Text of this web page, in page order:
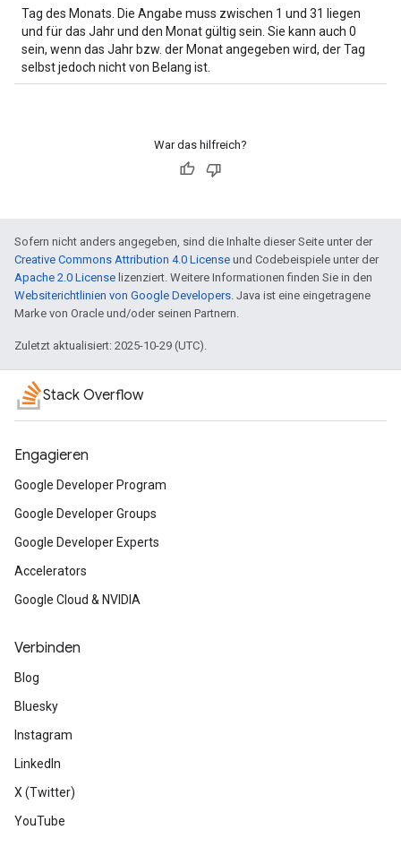
Tag des Monats. Die Angabe muss zwischen 1 und 31 liegen
und für das Jahr und den Monat gültig sein. Sie kann auch 0
sein, wenn das Jahr bzw. der Monat angegeben wird, der Tag
selbst jedoch nicht von Belang ist.
War das hilfreich?
Sofern nicht anders angegeben, sind die Inhalte dieser Seite unter der
Creative Commons Attribution 4.0 License und Codebeispiele unter der
Apache 2.0 License lizenziert. Weitere Informationen finden Sie in den
Websiterichtlinien von Google Developers. Java ist eine eingetragene
Marke von Oracle und/oder seinen Partnern.
Zuletzt aktualisiert: 2025-10-29 (UTC).
Stack Overflow
Engagieren
Google Developer Program
Google Developer Groups
Google Developer Experts
Accelerators
Google Cloud & NVIDIA
Verbinden
Blog
Bluesky
Instagram
LinkedIn
X (Twitter)
YouTube